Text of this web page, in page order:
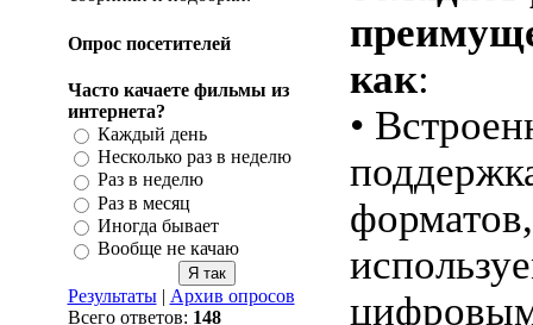
Опрос посетителей
Часто качаете фильмы из
интернета?
Каждый день
Несколько раз в неделю
Раз в неделю
Раз в месяц
Иногда бывает
Вообще не качаю
Результаты| Архив опросов
Всего ответов: 148
как:
•
форматов,